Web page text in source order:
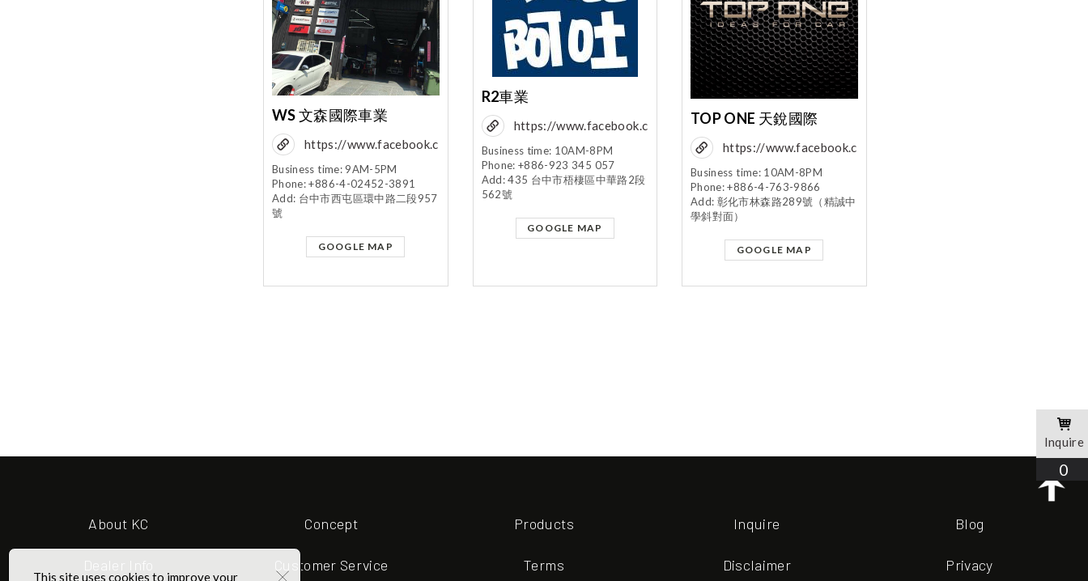
Inquire
0
This site uses cookies to improve your
WS 文森國際車業
https://www.facebook.c
om/WSCARS/
Business time: 9AM-5PM
Phone: +886-4-02452-3891
Add: 台中市西屯區環中路二段957
號
GOOGLE MAP
R2車業
https://www.facebook.c
om/r2motor.tw/?
fref=ts
Business time: 10AM-8PM
Phone: +886-923 345 057
Add: 435 台中市梧棲區中華路2段
562號
GOOGLE MAP
TOP ONE 天銳國際
https://www.facebook.c
om/TOPONE6789
Business time: 10AM-8PM
Phone: +886-4-763-9866
Add: 彰化市林森路289號（精誠中
學斜對面）
GOOGLE MAP
About KC Concept Products Inquire Blog
Dealer Info Customer Service Terms Disclaimer Privacy